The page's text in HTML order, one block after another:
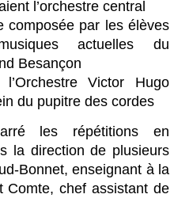
l’orchestre central
composée par les élèves
actuelles du
Besançon
Victor Hugo
du pupitre des cordes
les répétitions en
la direction de plusieurs
Bonnet, enseignant à la
Comte, chef assistant de